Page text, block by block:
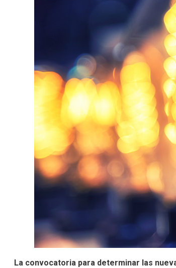
La convocatoria para determinar las